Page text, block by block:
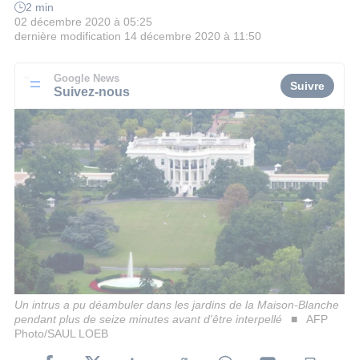
2 min
02 décembre 2020 à 05:25
dernière modification 14 décembre 2020 à 11:50
Google News
Suivez-nous Suivre
Un intrus a pu déambuler dans les jardins de la Maison-Blanche
pendant plus de seize minutes avant d'être interpellé
AFP
Photo/SAUL LOEB